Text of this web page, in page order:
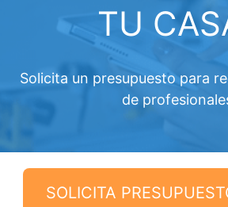
TU
Solicita un presupuesto para
de
SOLICITA